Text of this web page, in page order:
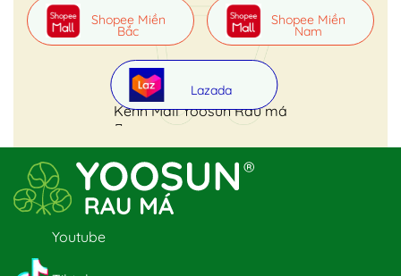
Kênh Mall Yoosun Rau má
Shopee Miền
Bắc
Shopee Miền
Nam
Lazada
Youtube